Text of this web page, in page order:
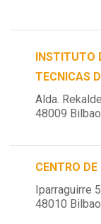
INSTITUTO
TECNICAS
Alda.
48009 Bilbao
CENTRO
Iparraguirre
48010 Bilbao